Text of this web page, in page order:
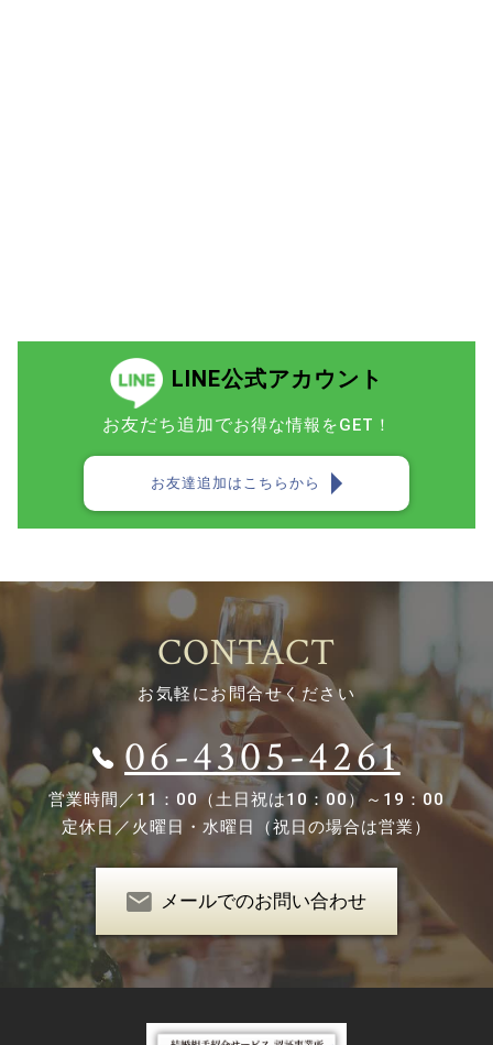
LINE公式アカウント
お友だち追加でお得な情報をGET！
お友達追加はこちらから
CONTACT
お気軽にお問合せください
06-4305-4261
営業時間／ 11：00（土日祝は10：00）～19：00
定休日／火曜日・水曜日（祝日の場合は営業）
メールでのお問い合わせ